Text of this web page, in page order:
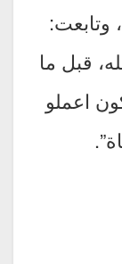
وتابعت:
قبل ما
اعملو